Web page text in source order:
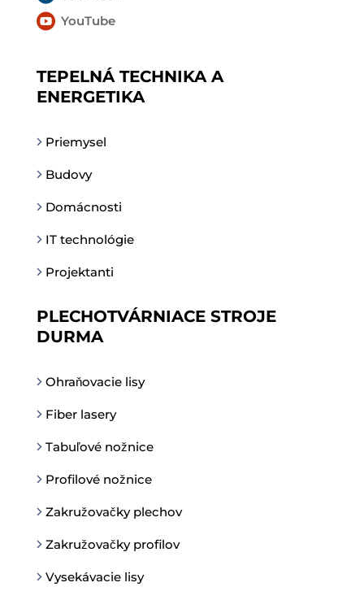
 YouTube
TEPELNÁ TECHNIKA A
ENERGETIKA
Priemysel
Budovy
Domácnosti
IT technológie
Projektanti
PLECHOTVÁRNIACE STROJE
DURMA
Ohraňovacie lisy
Fiber lasery
Tabuľové nožnice
Profilové nožnice
Zakružovačky plechov
Zakružovačky profilov
Vysekávacie lisy